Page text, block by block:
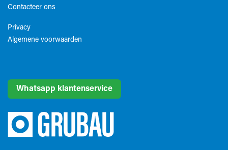
Contacteer ons
Privacy
Algemene voorwaarden​
Whatsapp klantenservice